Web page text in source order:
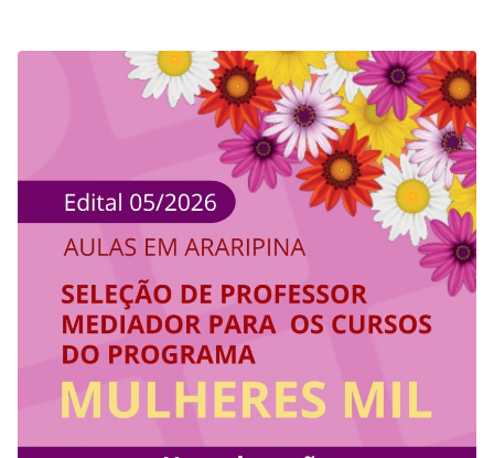
para atuação como professor mediador nos cursos de
Formação Inicial e Continuada (FIC) do programa Mulheres…